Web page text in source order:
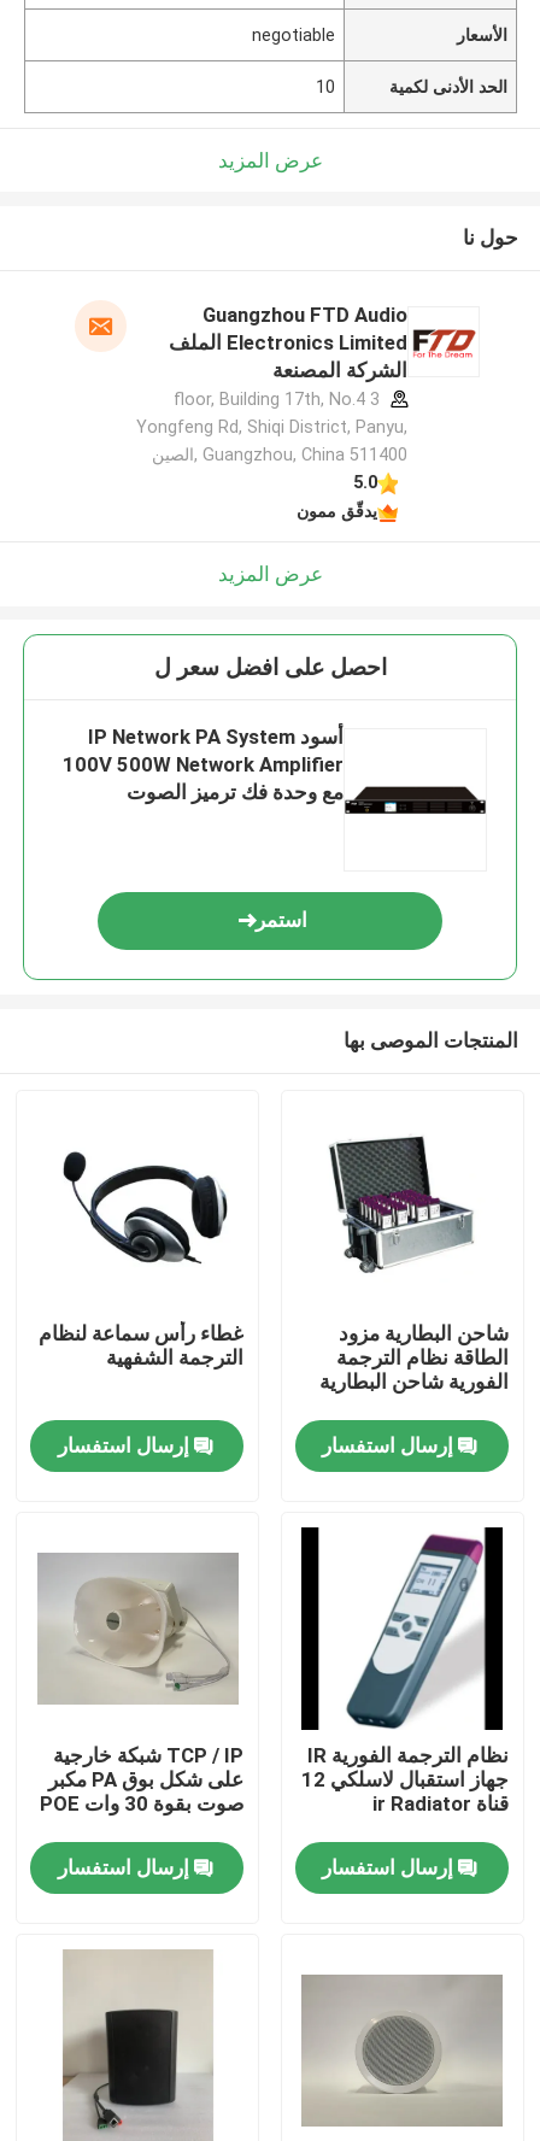
بيت
أشرطة فيديو
معلومات عنا
جولة في المعمل
اتصل بنا
أخبار
مضخم نظام PA
الأسعار negotiable
الحد الأدنى لكمية 10
عرض المزيد
حول نا
Guangzhou FTD Audio
Electronics Limited الملف
الشركة المصنعة
3 floor, Building 17th, No.4
Yongfeng Rd, Shiqi District, Panyu,
Guangzhou, China 511400 ,الصين
5.0
يدقّق ممون
عرض المزيد
احصل على افضل سعر ل
أسود IP Network PA System
100V 500W Network Amplifier
مع وحدة فك ترميز الصوت
استمر
المنتجات الموصى بها
شاحن البطارية مزود
الطاقة نظام الترجمة
الفورية شاحن البطارية
إرسال استفسار
غطاء رأس سماعة لنظام
الترجمة الشفهية
إرسال استفسار
نظام الترجمة الفورية IR
جهاز استقبال لاسلكي 12
قناة ir Radiator
إرسال استفسار
TCP / IP شبكة خارجية
على شكل بوق PA مكبر
صوت بقوة 30 وات POE
إرسال استفسار